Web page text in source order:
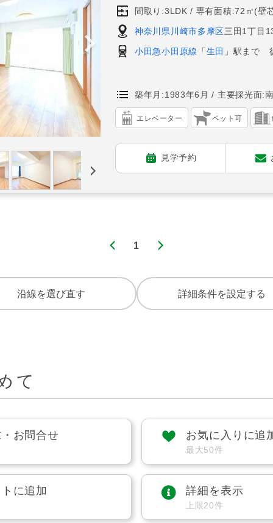
間取り:3LDK 専有面積:72㎡(壁
神奈川県川崎市多摩区三田1丁目
小田急小田原線 「 生田 」駅まで
築年月:1983年6月 主要採光面:
エレベーター ペット可
見学予約
1
沿線を選び直す 詳細条件を設定する
て
お問合せ お気に入りに追
最大50件
に追加 詳細を表示
上限20件